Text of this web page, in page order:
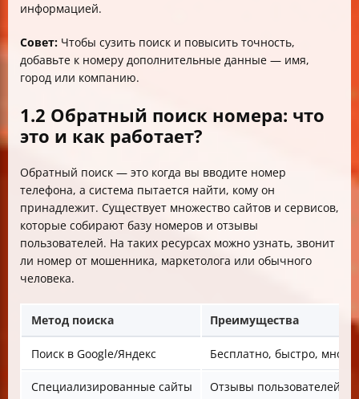
информацией.
Совет: Чтобы сузить поиск и повысить точность,
добавьте к номеру дополнительные данные — имя,
город или компанию.
1.2 Обратный поиск номера: что
это и как работает?
Обратный поиск — это когда вы вводите номер
телефона, а система пытается найти, кому он
принадлежит. Существует множество сайтов и сервисов,
которые собирают базу номеров и отзывы
пользователей. На таких ресурсах можно узнать, звонит
ли номер от мошенника, маркетолога или обычного
человека.
Метод поиска Преимущества
Поиск в Google/Яндекс Бесплатно, быстро,
Специализированные сайты Отзывы пользователей,